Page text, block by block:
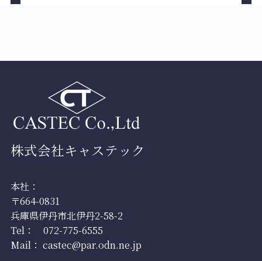
株式会社キャステック
本社：
〒664-0831
兵庫県伊丹市北伊丹2-58-2
Tel： 072-775-6555
Mail： castec@par.odn.ne.jp